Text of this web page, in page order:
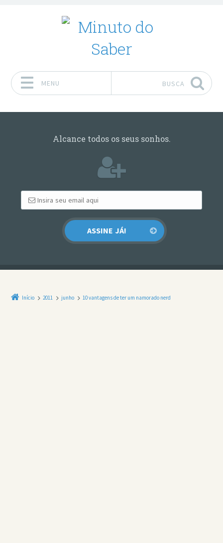
MENU BUSCA
Alcance todos os seus sonhos.
Início 2011 junho 10 vantagens de ter um namorado nerd